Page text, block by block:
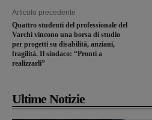
Articolo precedente
Quattro studenti del professionale del
Varchi vincono una borsa di studio
per progetti su disabilità, anziani,
fragilità. Il sindaco: “Pronti a
realizzarli”
Ultime Notizie